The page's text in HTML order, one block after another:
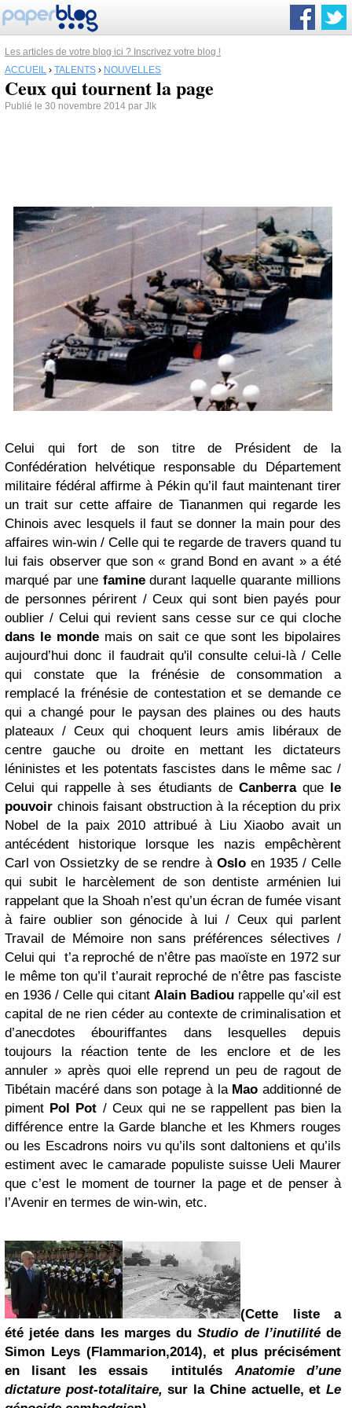
Les articles de votre blog ici ? Inscrivez votre blog !
ACCUEIL › TALENTS › NOUVELLES
Ceux qui tournent la page
Publié le 30 novembre 2014 par Jlk
Celui qui fort de son titre de Président de la
Confédération helvétique responsable du Département
militaire fédéral affirme à Pékin qu’il faut maintenant tirer
un trait sur cette affaire de Tiananmen qui regarde les
Chinois avec lesquels il faut se donner la main pour des
affaires win-win / Celle qui te regarde de travers quand tu
lui fais observer que son « grand Bond en avant » a été
marqué par une faminedurant laquelle quarante millions
de personnes périrent / Ceux qui sont bien payés pour
oublier / Celui qui revient sans cesse sur ce qui cloche
dans le monde mais on sait ce que sont les bipolaires
aujourd’hui donc il faudrait qu'il consulte celui-là / Celle
qui constate que la frénésie de consommation a
remplacé la frénésie de contestation et se demande ce
qui a changé pour le paysan des plaines ou des hauts
plateaux / Ceux qui choquent leurs amis libéraux de
centre gauche ou droite en mettant les dictateurs
léninistes et les potentats fascistes dans le même sac /
Celui qui rappelle à ses étudiants de Canberraque
le
pouvoir chinois faisant obstruction à la réception du prix
Nobel de la paix 2010 attribué à Liu Xiaobo avait un
antécédent historique lorsque les nazis empêchèrent
Carl von Ossietzky de se rendre à Osloen 1935 / Celle
qui subit le harcèlement de son dentiste arménien lui
rappelant que la Shoah n’est qu’un écran de fumée visant
à faire oublier son génocide à lui / Ceux qui parlent
Travail de Mémoire non sans préférences sélectives /
Celui qui t’a reproché de n’être pas maoïste en 1972 sur
le même ton qu’il t’aurait reproché de n’être pas fasciste
en 1936 / Celle qui citant Alain Badiou rappelle qu’«il est
capital de ne rien céder au contexte de criminalisation et
d’anecdotes ébouriffantes dans lesquelles depuis
toujours la réaction tente de les enclore et de les
annuler » après quoi elle reprend un peu de ragout de
Tibétain macéré dans son potage à la Mao additionné de
piment Pol Pot / Ceux qui ne se rappellent pas bien la
différence entre la Garde blanche et les Khmers rouges
ou les Escadrons noirs vu qu’ils sont daltoniens et qu’ils
estiment avec le camarade populiste suisse Ueli Maurer
que c’est le moment de tourner la page et de penser à
l’Avenir en termes de win-win, etc.
(Cette liste a
été jetée dans les marges duStudio de l’inutilitéde
Simon Leys (Flammarion,2014), et plus précisément
en lisant les essais intitulésAnatomie d’une
dictature post-totalitaire,sur la Chine actuelle, etLe